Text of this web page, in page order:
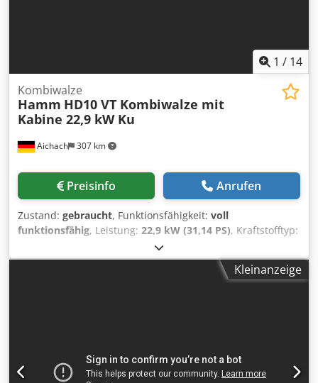
1 / 14
Aichach 307 km
Kombiwalze
Hamm HD10 VT Kombiwalze mit
Kabine 22,9 kW Ku
Preisinfo Anrufen
Zustand: gebraucht, Funktionsfähigkeit: voll
funktionsfähig, Leistung: 22,9 kW (31,14 PS), Kraftstofftyp:
, Betriebsgewicht:
2016, Betriebsstunden:6.100 h, Ausstattung:Kabine,
Hamm HD10 VT Kombiwalze mit Kabine Baujahr 2016
Kleinanzeige